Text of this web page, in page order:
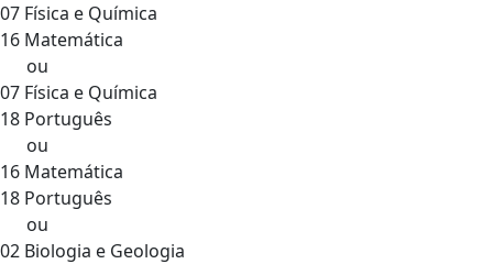
07 Física e Química
16 Matemática
ou
07 Física e Química
18 Português
ou
16 Matemática
18 Português
ou
02 Biologia e Geologia